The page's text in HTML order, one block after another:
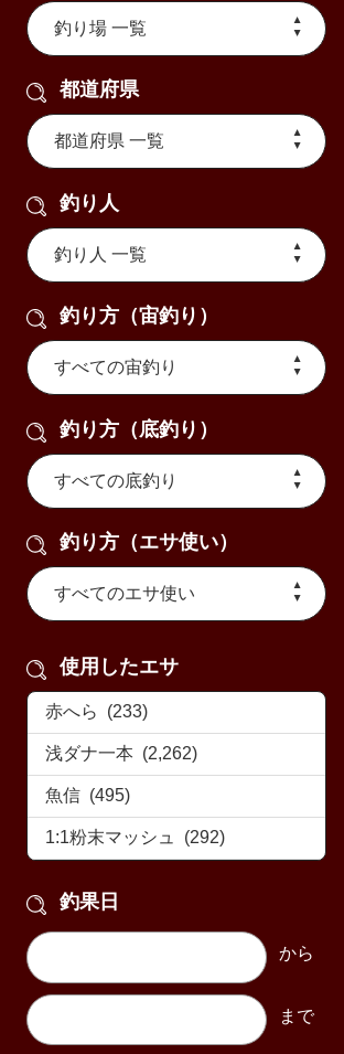
都道府県
釣り人
釣り方（宙釣り）
釣り方（底釣り）
釣り方（エサ使い）
使用したエサ
釣果日